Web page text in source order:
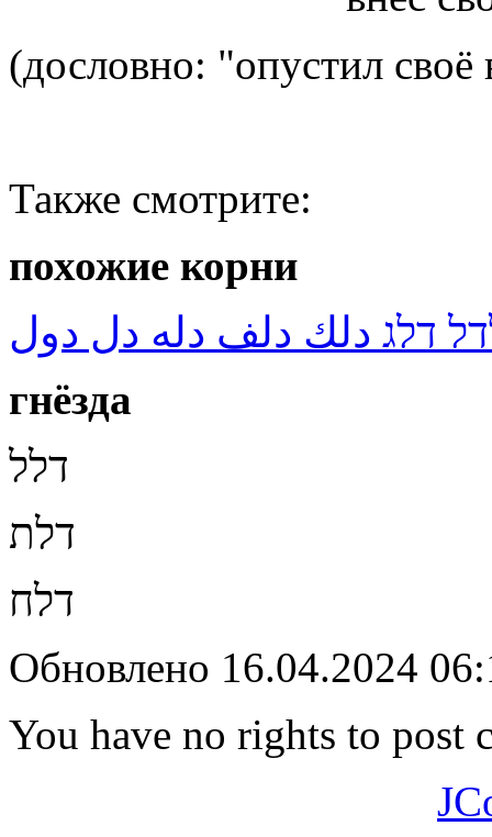
(дословно: "опустил своё
Также смотрите:
похожие корни
דלג دلك دلف دله دل دول
гнёзда
דלל
דלת
דלח
Обновлено 16.04.2024
You have no rights to post